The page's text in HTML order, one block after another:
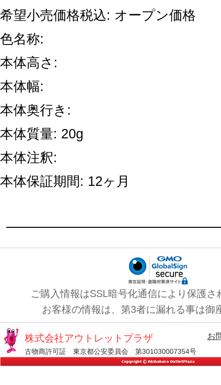
希望小売価格税込: オープン価格
色名称:
本体高さ:
本体幅:
本体奥行き:
本体質量: 20g
本体注釈:
本体保証期間: 12ヶ月
ご購入情報はSSL暗号化通信により保護さ
お客様の情報は、第3者に漏れる事は御
株式会社アウトレットプラザ
古物商許可証 東京都公安委員会 第301030007354号
お